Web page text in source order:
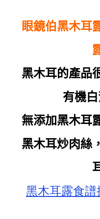
眼鏡伯黑木耳
黑木耳的產品
有機白
無添加黑木耳
黑木耳炒肉絲
黑木耳露食譜